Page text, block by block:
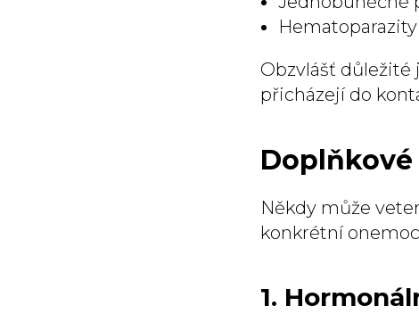
Obzvlášť důležité
přicházejí do
Někdy může
konkrétní
1.